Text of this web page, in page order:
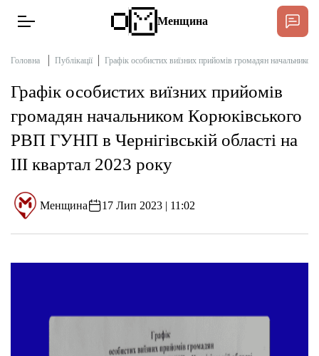
Новини
Тексти
Публікації
Підтримати
Менщина
Головна Публікації Графік особистих виїзних прийомів громадян
Графік особистих виїзних прийомів
громадян начальником Корюківського
РВП ГУНП в Чернігівській області на
ІІІ квартал 2023 року
Менщина 17 Лип 2023 | 11:02